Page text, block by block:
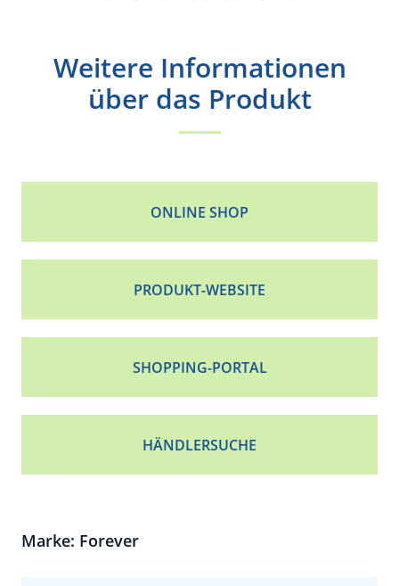
Weitere Informationen
über das Produkt
ONLINE SHOP
PRODUKT-WEBSITE
SHOPPING-PORTAL
HÄNDLERSUCHE
Marke: Forever